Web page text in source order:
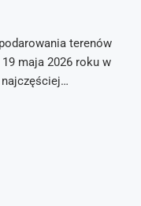
terenów
maja 2026 roku w
najczęściej…